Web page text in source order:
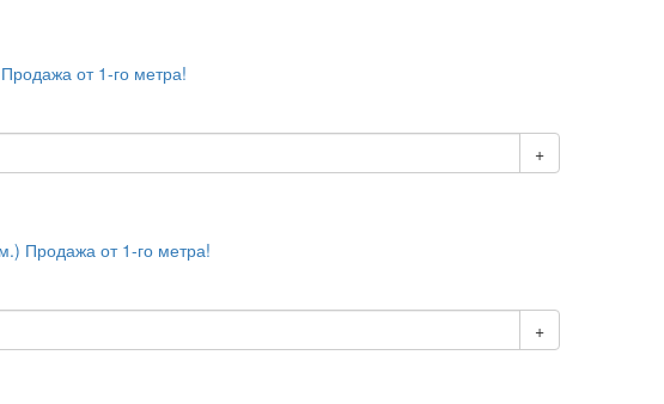
от 1-го метра!
+
Продажа от 1-го метра!
+